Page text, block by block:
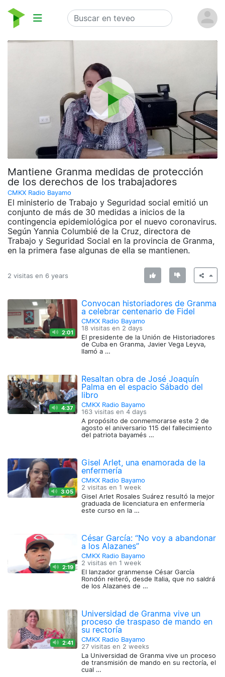
Mantiene Granma medidas de protección
de los derechos de los trabajadores
CMKX Radio Bayamo
El ministerio de Trabajo y Seguridad social emitió un
conjunto de más de 30 medidas a inicios de la
contingencia epidemiológica por el nuevo coronavirus.
Según Yannia Columbié de la Cruz, directora de
Trabajo y Seguridad Social en la provincia de Granma,
en la primera fase algunas de ella se mantienen.
2 visitas en 6 years
2:01
Convocan historiadores de Granma
a celebrar centenario de Fidel
CMKX Radio Bayamo
18 visitas en 2 days
El presidente de la Unión de Historiadores
de Cuba en Granma, Javier Vega Leyva,
llamó a …
4:37
Resaltan obra de José Joaquín
Palma en el espacio Sábado del
libro
CMKX Radio Bayamo
163 visitas en4 days
A propósito de conmemorarse este 2 de
agosto el aniversario 115 del fallecimiento
del patriota bayamés …
3:05
Gisel Arlet, una enamorada de la
enfermería
CMKX Radio Bayamo
2 visitas en 1 week
Gisel Arlet Rosales Suárez resultó la mejor
graduada de licenciatura en enfermería
este curso en la …
2:19
César García: “No voy a abandonar
a los Alazanes”
CMKX Radio Bayamo
2 visitas en 1 week
El lanzador granmense César García
Rondón reiteró, desde Italia, que no saldrá
de los Alazanes de …
2:41
Universidad de Granma vive un
proceso de traspaso de mando en
su rectoría
CMKX Radio Bayamo
27 visitas en 2 weeks
La Universidad de Granma vive un proceso
de transmisión de mando en su rectoría, el
cual …